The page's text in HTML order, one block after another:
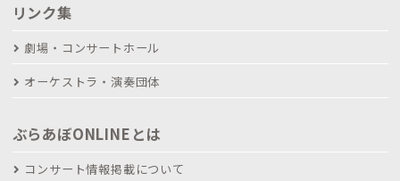
リンク集
劇場・コンサートホール
オーケストラ・演奏団体
ぶらあぼONLINEとは
コンサート情報掲載について